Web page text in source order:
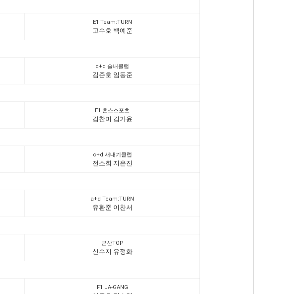
E1 Team:TURN
고수호 백예준
c+d 솔내클럽
김준호 임동준
E1 훈스스포츠
김찬미 김가윤
c+d 새내기클럽
전소희 지은진
a+d Team:TURN
유환준 이찬서
군산TOP
신수지 유정화
F1 JA-GANG